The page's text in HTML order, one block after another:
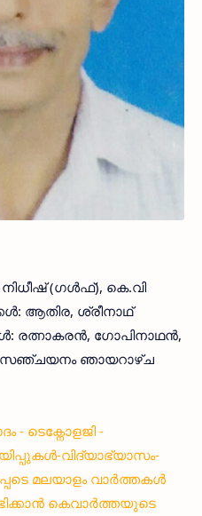
നിധീഷ് (ഗള്‍ഫ്), കെ.വി
ആതിര, ശ്രീനാഥ്
രത്നാകരന്‍, ഗോപിനാഥന്‍,
സഞ്ചയനം ഞായറാഴ്ച
- ടെക്നോളജി -
വിദ്യാഭ്യാസം-
മലയാളം വാർത്തകൾ
കെവാർത്തയുടെ